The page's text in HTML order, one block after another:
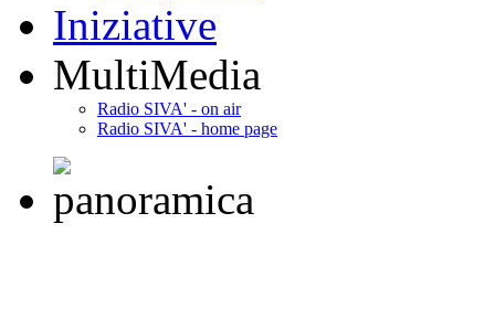
Iniziative
MultiMedia
Radio SIVA' - on air
Radio SIVA' - home page